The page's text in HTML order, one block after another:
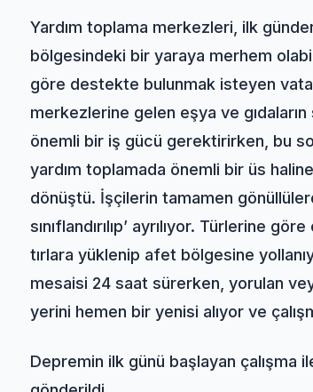
Yardım toplama merkezleri, ilk
bölgesindeki bir yaraya merhem
göre destekte bulunmak isteyen
merkezlerine gelen eşya ve gıdaların
önemli bir iş gücü gerektirirken, bu
yardım toplamada önemli bir üs
dönüştü. İşçilerin tamamen
sınıflandırılıp’ ayrılıyor. Türlerine
tırlara yüklenip afet bölgesine
mesaisi 24 saat sürerken, yorulan
yerini hemen bir yenisi alıyor ve
Depremin ilk günü başlayan çalışma